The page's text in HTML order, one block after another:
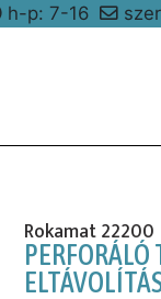
h-p: 7-16
Rokamat 22200
PERFORÁLÓ